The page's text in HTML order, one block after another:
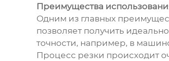
Преимущества
Одним из главных
позволяет получить
точности, например, в
Процесс резки происходит